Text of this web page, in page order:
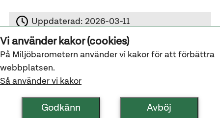
Uppdaterad: 2026-03-11
Om Miljöbarometern
Kontakta oss
Tillgänglighetsredogörelse
Vi använder kakor (cookies)
På Miljöbarometern använder vi kakor för att förbättra
webbplatsen.
Så använder vi kakor
Godkänn Avböj